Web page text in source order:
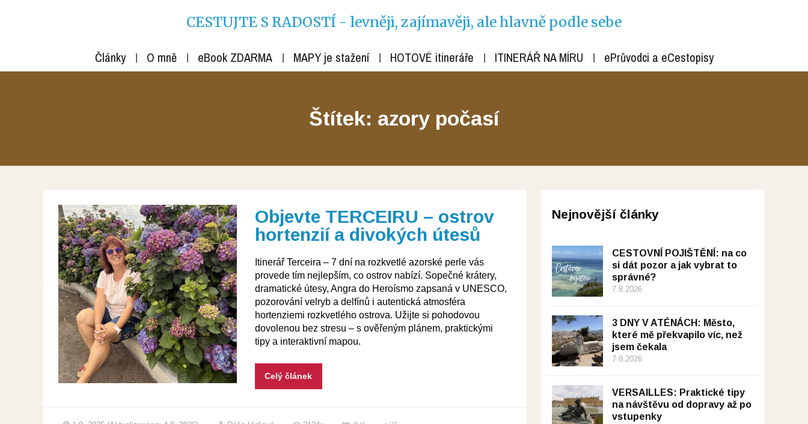
CESTUJTE S RADOSTÍ - levněji, zajímavěji, ale hlavně podle sebe
Články O mně eBook ZDARMA MAPY je stažení HOTOVÉ itineráře ITINERÁŘ NA MÍRU ePrůvodci a eCestopisy
Štítek: azory počasí
Objevte TERCEIRU – ostrov
hortenzií a divokých útesů
Itinerář Terceira – 7 dní na rozkvetlé azorské perle vás
provede tím nejlepším, co ostrov nabízí. Sopečné krátery,
dramatické útesy, Angra do Heroísmo zapsaná v UNESCO,
pozorování velryb a delfínů i autentická atmosféra
hortenziemi rozkvetlého ostrova. Užijte si pohodovou
dovolenou bez stresu – s ověřeným plánem, praktickými
tipy a interaktivní mapou.
Celý článek
Nejnovější články
CESTOVNÍ POJIŠTĚNÍ: na co
si dát pozor a jak vybrat to
správné?
7.8.2026
3 DNY V ATÉNÁCH: Město,
které mě překvapilo víc, než
jsem čekala
7.8.2026
VERSAILLES: Praktické tipy
na návštěvu od dopravy až po
vstupenky